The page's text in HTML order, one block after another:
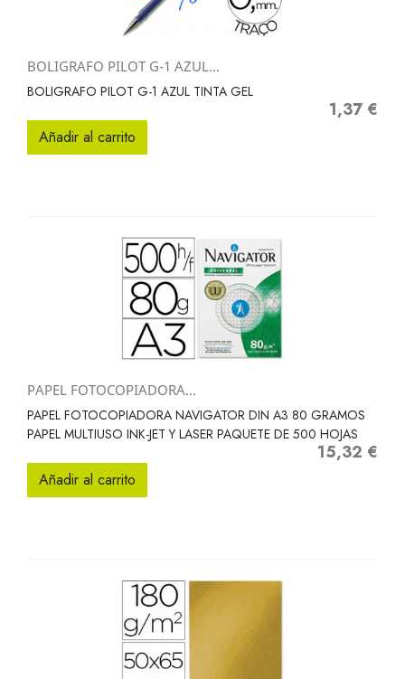
BOLIGRAFO PILOT G-1 AZUL...
BOLIGRAFO PILOT G-1 AZUL TINTA GEL
Precio
1,37 €
Añadir al carrito
PAPEL FOTOCOPIADORA...
PAPEL FOTOCOPIADORA NAVIGATOR DIN A3 80 GRAMOS
PAPEL MULTIUSO INK-JET Y LASER PAQUETE DE 500 HOJAS
Precio
15,32 €
Añadir al carrito